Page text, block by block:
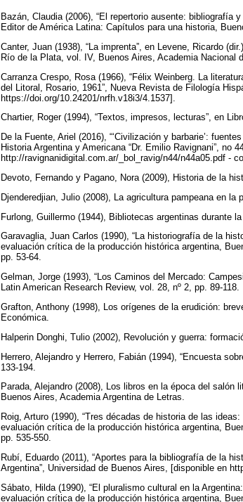
Bazán, Claudia (2006), “El repertorio ausente: bibliografía
Editor de América Latina: Capítulos para una historia,
Canter, Juan (1938), “La imprenta”, en Levene, Ricardo
Río de la Plata, vol. IV, Buenos Aires, Academia Nacional
Carranza Crespo, Rosa (1966), “Félix Weinberg. La
del Litoral, Rosario, 1961”, Nueva Revista de Filología
https://doi.org/10.24201/nrfh.v18i3/4.1537].
Chartier, Roger (1994), “Textos, impresos, lecturas”, en
De la Fuente, Ariel (2016), “‘Civilización y barbarie’:
Historia Argentina y Americana “Dr. Emilio Ravignani”, no
http://ravignanidigital.com.ar/_bol_ravig/n44/n44a05.pdf -
Devoto, Fernando y Pagano, Nora (2009), Historia de la
Djenderedjian, Julio (2008), La agricultura pampeana en
Furlong, Guillermo (1944), Bibliotecas argentinas durante
Garavaglia, Juan Carlos (1990), “La historiografía de la
evaluación crítica de la producción histórica argentina,
pp. 53-64.
Gelman, Jorge (1993), “Los Caminos del Mercado:
Latin American Research Review, vol. 28, nº 2, pp. 89-118.
Grafton, Anthony (1998), Los orígenes de la erudición:
Económica.
Halperin Donghi, Tulio (2002), Revolución y guerra:
Herrero, Alejandro y Herrero, Fabián (1994), “Encuesta
133-194.
Parada, Alejandro (2008), Los libros en la época del salón
Buenos Aires, Academia Argentina de Letras.
Roig, Arturo (1990), “Tres décadas de historia de las
evaluación crítica de la producción histórica argentina,
pp. 535-550.
Rubí, Eduardo (2011), “Aportes para la bibliografía de la
Argentina”, Universidad de Buenos Aires, [disponible en
Sábato, Hilda (1990), “El pluralismo cultural en la
evaluación crítica de la producción histórica argentina,